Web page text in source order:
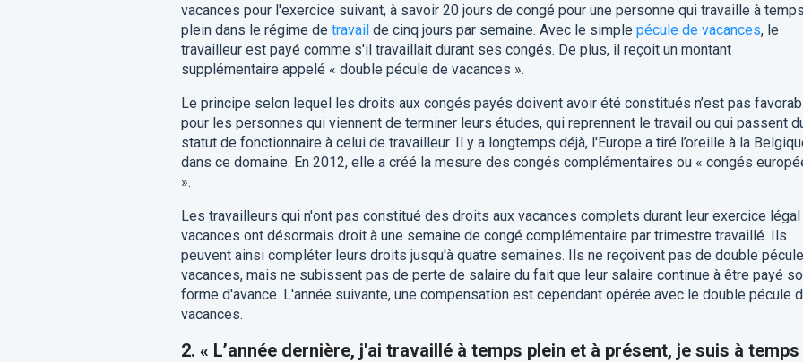
vacances pour l'exercice suivant, à savoir 20 jours de congé pour une personne qui travaille à temps
plein dans le régime de travailde cinq jours par semaine. Avec le simple pécule de vacances, le
travailleur est payé comme s'il travaillait durant ses congés. De plus, il reçoit un montant
supplémentaire appelé « double pécule de vacances ».
Le principe selon lequel les droits aux congés payés doivent avoir été constitués n’est pas
pour les personnes qui viennent de terminer leurs études, qui reprennent le travail ou qui passent
statut de fonctionnaire à celui de travailleur. Il y a longtemps déjà, l'Europe a tiré l’oreille à la
dans ce domaine. En 2012, elle a créé la mesure des congés complémentaires ou « congés
».
Les travailleurs qui n'ont pas constitué des droits aux vacances complets durant leur exercice légal
vacances ont désormais droit à une semaine de congé complémentaire par trimestre travaillé. Ils
peuvent ainsi compléter leurs droits jusqu'à quatre semaines. Ils ne reçoivent pas de double
vacances, mais ne subissent pas de perte de salaire du fait que leur salaire continue à être payé
forme d'avance. L'année suivante, une compensation est cependant opérée avec le double pécule
vacances.
2. « L’année dernière, j'ai travaillé à temps plein et à présent, je suis à temps